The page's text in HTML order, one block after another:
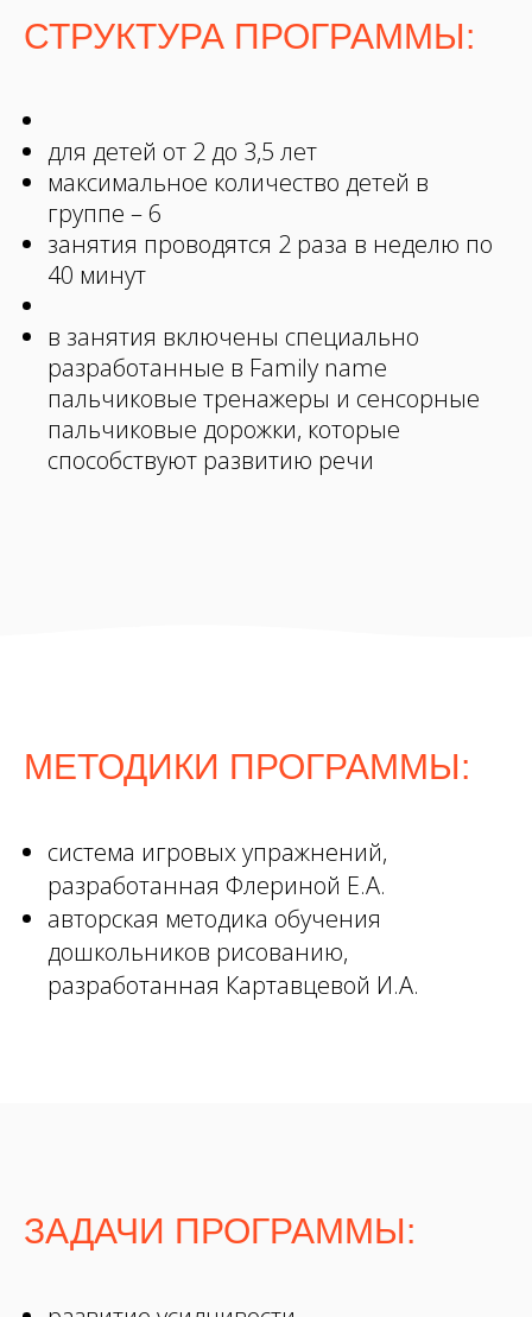
СТРУКТУРА ПРОГРАММЫ:
для детей от 2 до 3,5 лет
максимальное количество детей в
группе – 6
занятия проводятся 2 раза в неделю по
40 минут
в занятия включены специально
разработанные в Family name
пальчиковые тренажеры и сенсорные
пальчиковые дорожки, которые
способствуют развитию речи
МЕТОДИКИ ПРОГРАММЫ:
система игровых упражнений,
разработанная Флериной Е.А.
авторская методика обучения
дошкольников рисованию,
разработанная Картавцевой И.А.
ЗАДАЧИ ПРОГРАММЫ: